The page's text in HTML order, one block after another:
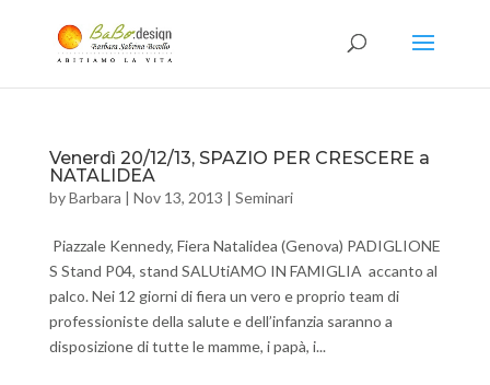
Venerdì 20/12/13, SPAZIO PER CRESCERE a
NATALIDEA
byBarbara | Nov 13, 2013 | Seminari
Piazzale Kennedy, Fiera Natalidea (Genova) PADIGLIONE
S Stand P04, stand SALUtiAMO IN FAMIGLIA accanto al
palco. Nei 12 giorni di fiera un vero e proprio team di
professioniste della salute e dell’infanzia saranno a
disposizione di tutte le mamme, i papà, i...